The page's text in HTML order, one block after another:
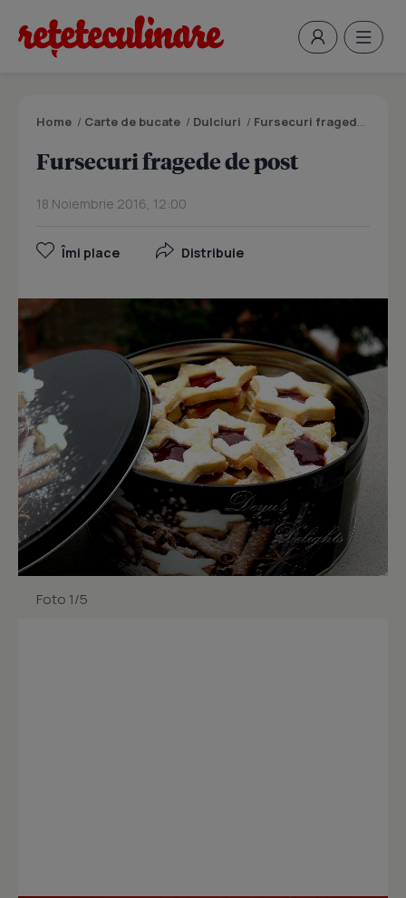
Home / Carte de bucate / Dulciuri / Fursecuri fragede de post
Fursecuri fragede de post
18 Noiembrie 2016, 12:00
Îmi place Distribuie
Foto 1/5